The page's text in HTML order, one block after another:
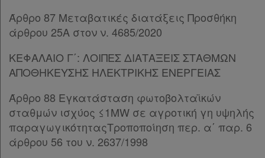
Παρ.3
Παρ.4
Παρ.6
Άρθρο 52Α
Άρθρο 53
Παρ.1
Παρ.2
Παρ.3
Παρ.4
Άρθρο 87 Μεταβατικές διατάξεις Προσθήκη
άρθρου 25Α στον ν. 4685/2020
ΚΕΦΑΛΑΙΟ Γ΄: ΛΟΙΠΕΣ ΔΙΑΤΑΞΕΙΣ ΣΤΑΘΜΩΝ
ΑΠΟΘΗΚΕΥΣΗΣ ΗΛΕΚΤΡΙΚΗΣ ΕΝΕΡΓΕΙΑΣ
Άρθρο 88 Εγκατάσταση φωτοβολταϊκών
σταθμών ισχύος ≤1MW σε αγροτική γη υψηλής
παραγωγικότηταςΤροποποίηση περ. α΄ παρ. 6
άρθρου 56 του ν. 2637/1998